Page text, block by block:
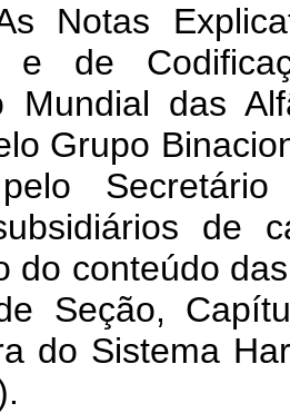
Notas
e de
Mundial das
Grupo
de
do conteúdo
Seção,
do Sistema